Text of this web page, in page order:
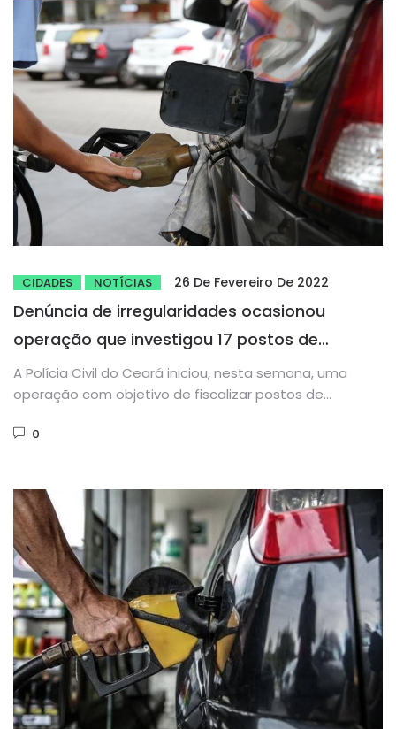
CIDADES NOTÍCIAS 26 De Fevereiro De 2022
Denúncia de irregularidades ocasionou
operação que investigou 17 postos de
combustíveis em Tauá
A Polícia Civil do Ceará iniciou, nesta semana, uma
operação com objetivo de fiscalizar postos de
0